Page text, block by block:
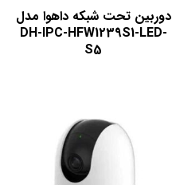
دوربین تحت شبکه داهوا مدل
DH-IPC-HFW1239S1-LED-
S5